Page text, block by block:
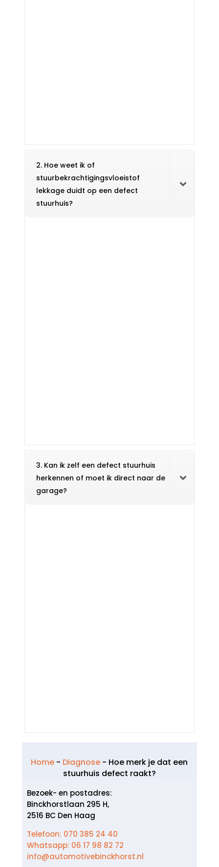
2. Hoe weet ik of
stuurbekrachtigingsvloeistof
lekkage duidt op een defect
stuurhuis?
3. Kan ik zelf een defect stuurhuis
herkennen of moet ik direct naar de
garage?
Home - Diagnose - Hoe merk je dat een
stuurhuis defect raakt?
Bezoek- en postadres:
Binckhorstlaan 295 H,
2516 BC Den Haag
Telefoon: 070 385 24 40
Whatsapp: 06 17 98 82 72
info@automotivebinckhorst.nl